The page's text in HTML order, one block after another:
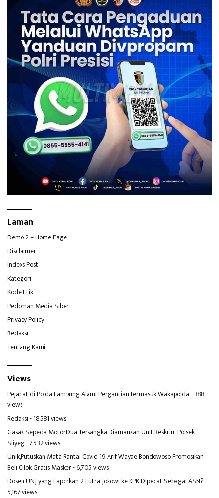
Laman
Demo 2 – Home Page
Disclaimer
Indexs Post
Kategori
Kode Etik
Pedoman Media Siber
Privacy Policy
Redaksi
Tentang Kami
Views
Pejabat di Polda Lampung Alami Pergantian,Termasuk Wakapolda- 388
views
Redaksi- 18,581 views
Gasak Sepeda Motor,Dua Tersangka Diamankan Unit Reskrim Polsek
Sliyeg- 7,532 views
Unik,Putuskan Mata Rantai Covid 19 Arif Wayae Bondowoso Promosikan
Beli Cilok Gratis Masker- 6,705 views
Dosen UNJ yang Laporkan 2 Putra Jokowi ke KPK Dipecat Sebagai ASN?-
5,167 views